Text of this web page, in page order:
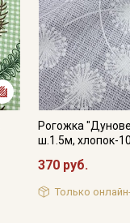
Рогожка
ш.1.5м, хлопок-
370 руб.
Только